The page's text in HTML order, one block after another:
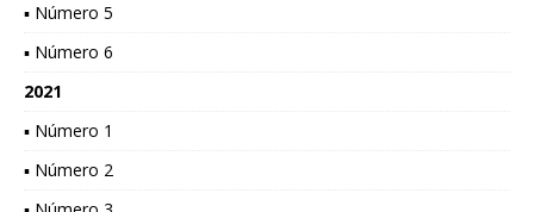
▪ Número 5
▪ Número 6
2021
▪ Número 1
▪ Número 2